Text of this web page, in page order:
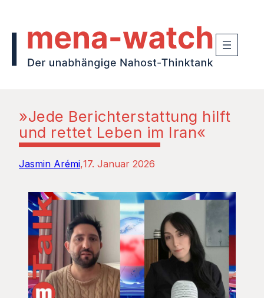
»Jede Berichterstattung hilft
und rettet Leben im Iran«
Jasmin Arémi 17. Januar 2026